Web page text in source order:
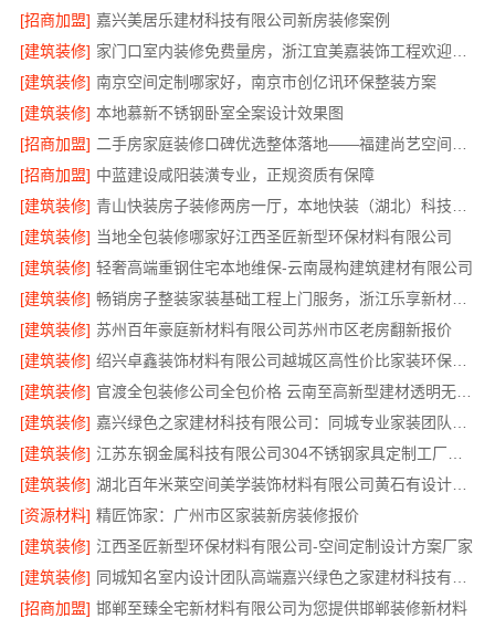
[招商加盟] 嘉兴美居乐建材科技有限公司新房装修案例
[建筑装修]
[建筑装修] 南京空间定制哪家好，南京市创亿讯环保整装方案
[建筑装修] 本地慕新不锈钢卧室全案设计效果图
[招商加盟]
[招商加盟] 中蓝建设咸阳装潢专业，正规资质有保障
[建筑装修]
[建筑装修] 当地全包装修哪家好江西圣匠新型环保材料有限公司
[建筑装修] 轻奢高端重钢住宅本地维保-云南晟构建筑建材有限公司
[建筑装修]
畅销房子整装家装基础工程上门服务，浙江乐享新材料有限公司
[建筑装修] 苏州百年豪庭新材料有限公司苏州市区老房翻新报价
[建筑装修]
绍兴卓鑫装饰材料有限公司越城区高性价比家装环保材料
[建筑装修]
官渡全包装修公司全包价格 云南至高新型建材透明无增项
[建筑装修]
[建筑装修]
[建筑装修]
湖北百年米莱空间美学装饰材料有限公司黄石有设计感实景案例
[资源材料] 精匠饰家：广州市区家装新房装修报价
[建筑装修] 江西圣匠新型环保材料有限公司-空间定制设计方案厂家
[建筑装修]
[招商加盟] 邯郸至臻全宅新材料有限公司为您提供邯郸装修新材料